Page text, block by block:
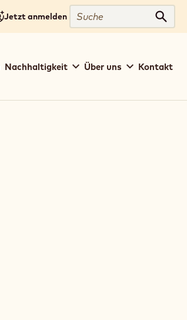
Jetzt anmelden
Suche
Nachhaltigkeit Über uns Kontakt